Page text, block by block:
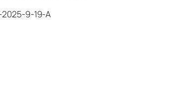
2025-9-19-A